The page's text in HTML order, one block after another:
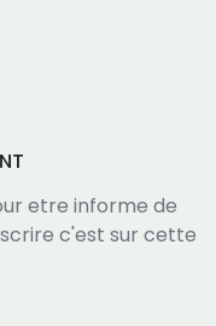
etre informe de
c'est sur cette